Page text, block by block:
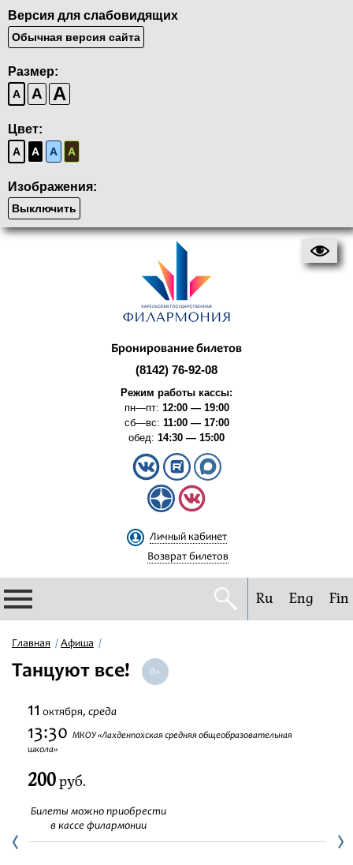
Версия для слабовидящих
Обычная версия сайта
Размер:
A A A
Цвет:
A A A A
Изображения:
Выключить
Бронирование билетов
(8142) 76-92-08
Режим работы кассы:
пн—пт: 12:00 — 19:00
сб—вс: 11:00 — 17:00
обед: 14:30 — 15:00
Личный кабинет
Возврат билетов
Филармония
Афиша
Фестивали
Абонементы
Новости
Контакты
Ru Eng Fin
Главная Афиша
Танцуют все!
11 октября, среда
13:30 МКОУ «Лахденпохская средняя общеобразовательная
школа»
200руб.
Билеты можно приобрести
в кассе филармонии